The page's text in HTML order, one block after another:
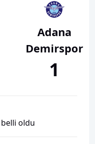
Adana
Demirspor
1
oldu